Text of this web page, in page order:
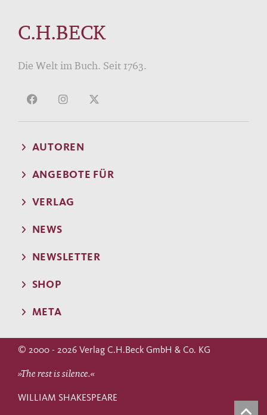
C.H.BECK
Die Welt im Buch. Seit 1763.
AUTOREN
ANGEBOTE FÜR
VERLAG
NEWS
NEWSLETTER
SHOP
META
© 2000 - 2026 Verlag C.H.Beck GmbH & Co. KG
»The rest is silence.«
WILLIAM SHAKESPEARE